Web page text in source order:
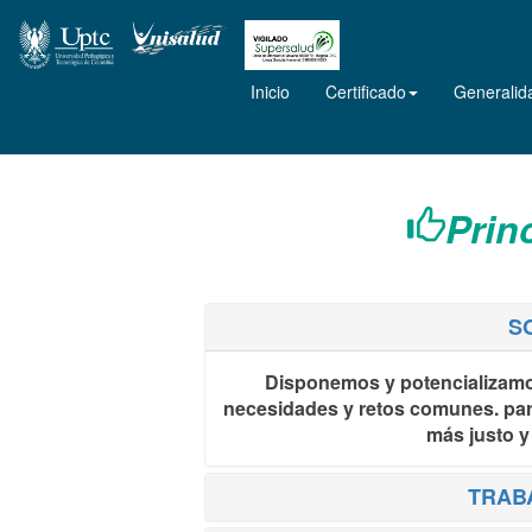
Inicio Certificado
Disponemos y
necesidades y retos comunes.
más justo